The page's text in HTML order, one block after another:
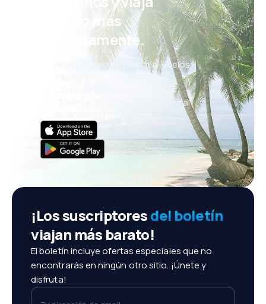
incluso más
cómodamente.
Nuevas ofertas cada día: vuelos,
vacaciones, escapadas
Cómoda gestión de reservas
¡Todo lo que importa, siempre al
¡Los suscriptoresdel boletín
viajan más barato!
El boletín incluye ofertas especiales que no
encontrarás en ningún otro sitio. ¡Únete y
disfruta!
Tu dirección de email